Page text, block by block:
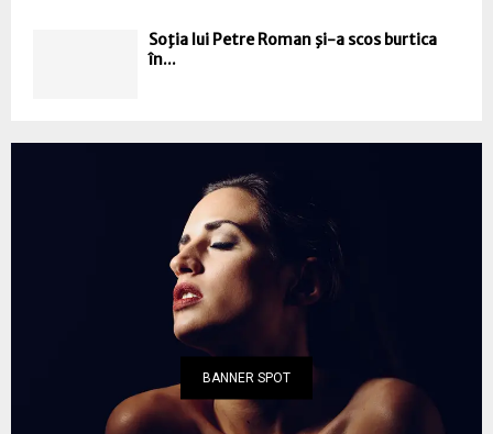
Soţia lui Petre Roman şi-a scos burtica
în...
BANNER SPOT